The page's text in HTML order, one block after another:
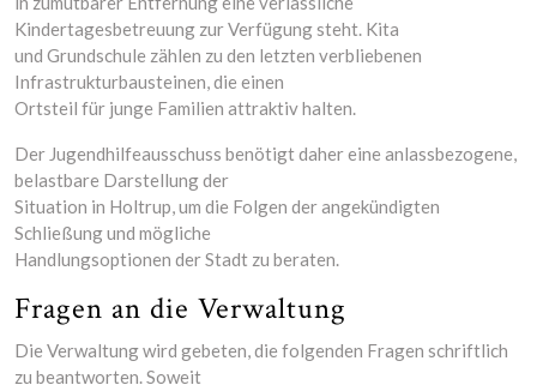
Kindertagesbetreuung zur Verfügung steht. Kita
und Grundschule zählen zu den letzten verbliebenen
Infrastrukturbausteinen, die einen
Ortsteil für junge Familien attraktiv halten.
Der Jugendhilfeausschuss benötigt daher eine anlassbezogene,
belastbare Darstellung der
Situation in Holtrup, um die Folgen der angekündigten
Schließung und mögliche
Handlungsoptionen der Stadt zu beraten.
Fragen an die Verwaltung
Die Verwaltung wird gebeten, die folgenden Fragen schriftlich
zu beantworten. Soweit